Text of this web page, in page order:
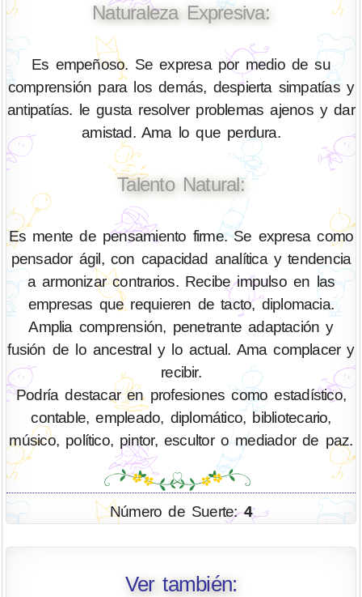
Naturaleza Expresiva:
Es empeñoso. Se expresa por medio de su
comprensión para los demás, despierta simpatías y
antipatías. le gusta resolver problemas ajenos y dar
amistad. Ama lo que perdura.
Talento Natural:
Es mente de pensamiento firme. Se expresa como
pensador ágil, con capacidad analítica y tendencia
a armonizar contrarios. Recibe impulso en las
empresas que requieren de tacto, diplomacia.
Amplia comprensión, penetrante adaptación y
fusión de lo ancestral y lo actual. Ama complacer y
recibir.
Podría destacar en profesiones como estadístico,
contable, empleado, diplomático, bibliotecario,
músico, político, pintor, escultor o mediador de paz.
Número de Suerte:4
Ver también: